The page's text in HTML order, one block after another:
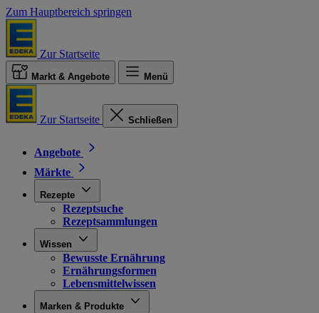
Zum Hauptbereich springen
Zur Startseite
Markt & Angebote Menü
Zur Startseite Schließen
Angebote
Märkte
Rezepte
Rezeptsuche
Rezeptsammlungen
Wissen
Bewusste Ernährung
Ernährungsformen
Lebensmittelwissen
Marken & Produkte